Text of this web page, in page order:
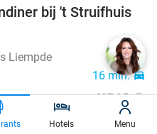
43%
bij 't Struifhuis
Liempde
9.4star
16 min.directions_car
€27,95
€15,95
Hotels Menu